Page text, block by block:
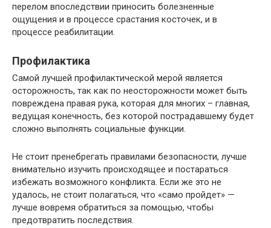
перелом впоследствии приносить болезненные
ощущения и в процессе срастания косточек, и в
процессе реабилитации.
Профилактика
Самой лучшей профилактической мерой является
осторожность, так как по неосторожности может быть
повреждена правая рука, которая для многих – главная,
ведущая конечность, без которой пострадавшему будет
сложно выполнять социальные функции.
Не стоит пренебрегать правилами безопасности, лучше
внимательно изучить происходящее и постараться
избежать возможного конфликта. Если же это не
удалось, не стоит полагаться, что «само пройдет» —
лучше вовремя обратиться за помощью, чтобы
предотвратить последствия.